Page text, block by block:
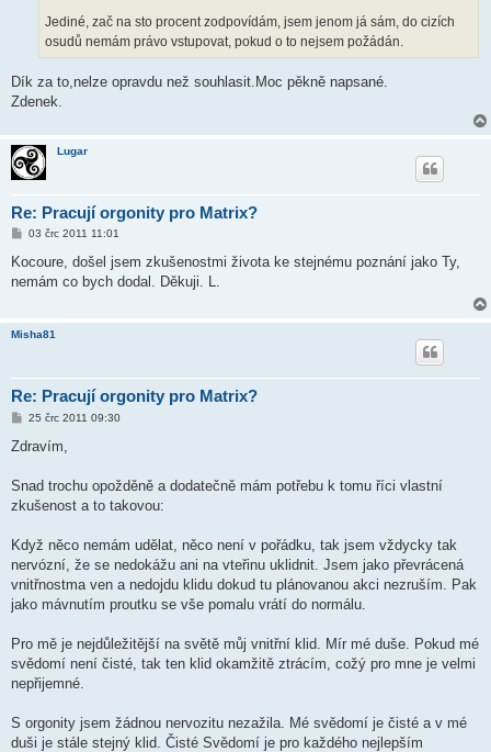
Jediné, zač na sto procent zodpovídám, jsem jenom já sám, do cizích
osudů nemám právo vstupovat, pokud o to nejsem požádán.
Dík za to,nelze opravdu než souhlasit.Moc pěkně napsané.
Zdenek.
Lugar
Re: Pracují orgonity pro Matrix?
P
í
p
e
k
03 črc 2011 11:01
Kocoure, došel jsem zkušenostmi života ke stejnému poznání jako Ty,
nemám co bych dodal. Děkuji. L.
Misha81
Re: Pracují orgonity pro Matrix?
P
í
ě
e
25 črc 2011 09:30
Zdravím,
Snad trochu opožděně a dodatečně mám potřebu k tomu říci vlastní
zkušenost a to takovou:
Když něco nemám udělat, něco není v pořádku, tak jsem vždycky tak
nervózní, že se nedokážu ani na vteřinu uklidnit. Jsem jako převrácená
vnitřnostma ven a nedojdu klidu dokud tu plánovanou akci nezruším. Pak
jako mávnutím proutku se vše pomalu vrátí do normálu.
Pro mě je nejdůležitější na světě můj vnitřní klid. Mír mé duše. Pokud mé
svědomí není čisté, tak ten klid okamžitě ztrácím, cožý pro mne je velmi
nepřijemné.
S orgonity jsem žádnou nervozitu nezažila. Mé svědomí je čisté a v mé
duši je stále stejný klid. Čisté Svědomí je pro každého nejlepším